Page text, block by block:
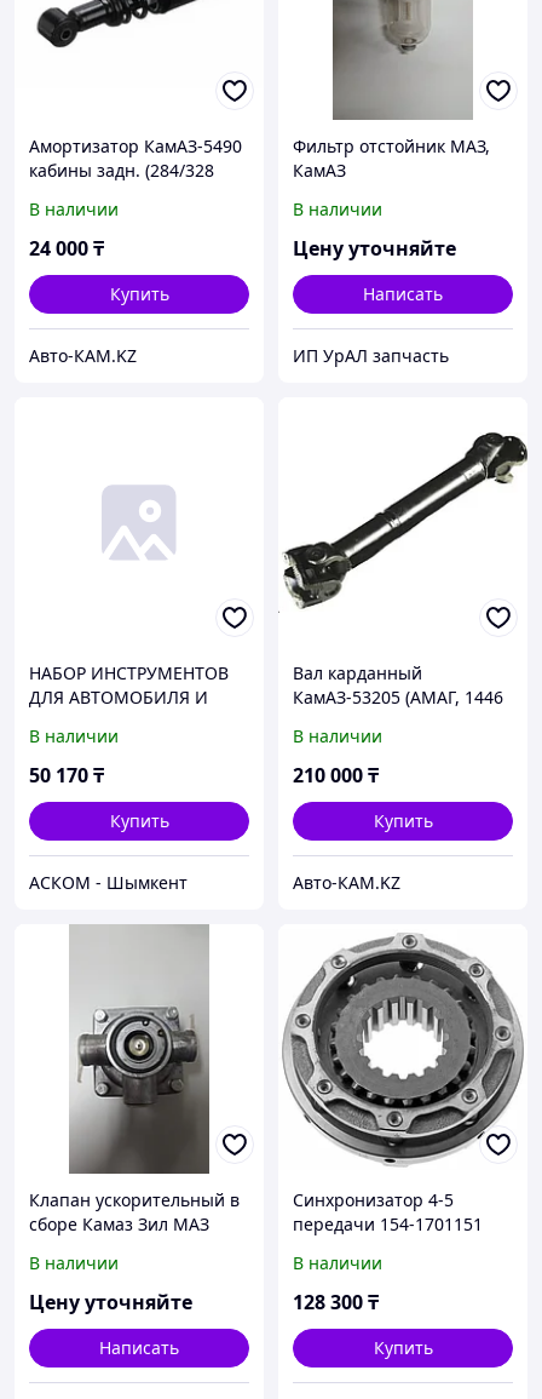
Амортизатор КамАЗ-5490
кабины задн. (284/328
В наличии
24 000₸
Купить
Авто-КАМ.KZ
Фильтр отстойник МАЗ,
КамАЗ
В наличии
Цену уточняйте
Написать
ИП УрАЛ запчасть
НАБОР ИНСТРУМЕНТОВ
ДЛЯ АВТОМОБИЛЯ И
ПРЕДМЕТА МАСТЕР
БЕЛАВТОКОМПЛЕКТ
В наличии
50 170₸
Купить
АСКОМ - Шымкент
Вал карданный
КамАЗ-53205 (АМАГ, 1446
моста
В наличии
210 000₸
Купить
Авто-КАМ.KZ
Клапан ускорительный в
сборе Камаз Зил МАЗ
В наличии
Цену уточняйте
Написать
Синхронизатор 4-5
передачи 154-1701151
В наличии
128 300₸
Купить